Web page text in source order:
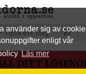
använder sig av
enligt vår
Läs mer
Tipsa oss idag
DITT